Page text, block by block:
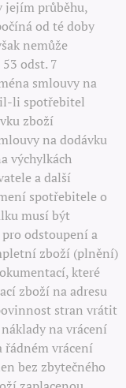
jejím průběhu,
od té doby
nemůže
odst. 7
smlouvy na
li spotřebitel
zboží
na dodávku
výchylkách
a další
spotřebitele o
musí být
odstoupení a
zboží (plnění)
které
zboží na adresu
stran vrátit
na vrácení
řádném vrácení
bez zbytečného